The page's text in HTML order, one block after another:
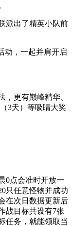
派出了精英小队前
动，一起并肩开启
，更有巅峰精华、
3天）等吸睛大奖
0点会准时开放一
只任意怪物并成功
在次日数据更新后
战目标共设有7张
任务，就能领取当